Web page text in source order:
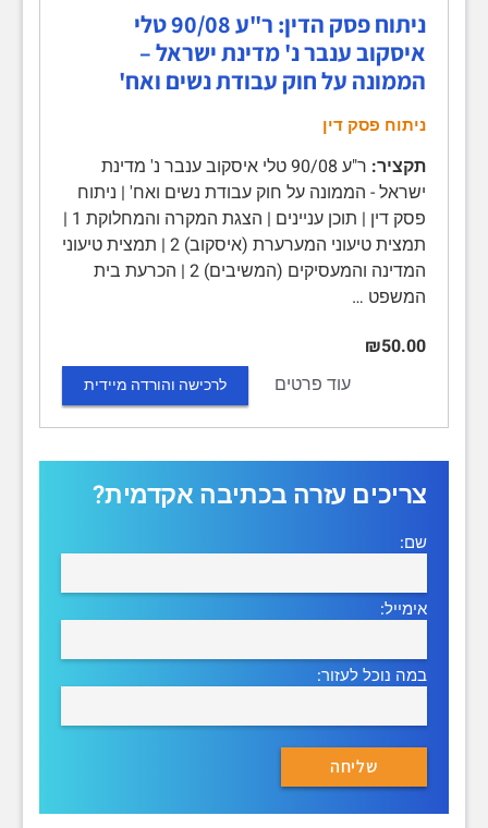
ניתוח פסק הדין: ר"ע 90/08 טלי
איסקוב ענבר נ' מדינת ישראל –
הממונה על חוק עבודת נשים ואח'
ניתוח פסק דין
תקציר:
ר"ע 90/08 טלי איסקוב ענבר נ' מדינת
ישראל - הממונה על חוק עבודת נשים ואח' | ניתוח
פסק דין | תוכן עניינים | הצגת המקרה והמחלוקת 1 |
תמצית טיעוני המערערת (איסקוב) 2 | תמצית טיעוני
המדינה והמעסיקים (המשיבים) 2 | הכרעת בית
המשפט …
₪50.00
עוד פרטים
לרכישה והורדה מיידית
צריכים עזרה בכתיבה אקדמית?
שם:
אימייל:
במה נוכל לעזור: